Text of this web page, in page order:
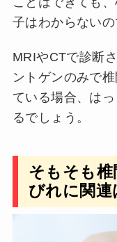
子はわからないの
MRIやCTで診断
ントゲンのみで
ている場合、は
るでしょう。
そもそも椎
びれに関連